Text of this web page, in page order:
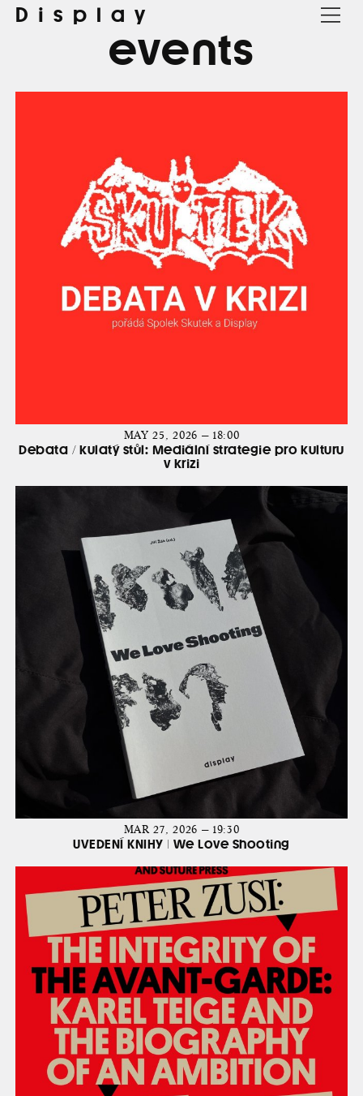
Display
events
MAY 25, 2026 — 18:00
Debata / kulatý stůl: Mediální strategie pro kulturu
v krizi
MAR 27, 2026 — 19:30
UVEDENÍ KNIHY | We Love Shooting